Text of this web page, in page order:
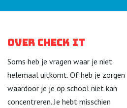
Over Check it
Soms heb je vragen waar je niet
helemaal uitkomt. Of heb je zorgen
waardoor je je op school niet kan
concentreren. Je hebt misschien